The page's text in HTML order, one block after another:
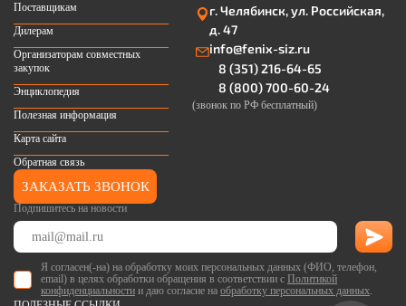
Подпишитесь на новости
Я согласен(-на) на обработку моих персональных данных (ФИО, телефон,
email) в целях обработки обращения в соответствии с Политикой
конфиденциальности и даю согласие на обработку персональных данных.
Поставщикам
Дилерам
Организаторам совместных
закупок
Энциклопедия
Полезная информация
Карта сайта
Обратная связь
г. Челябинск, ул. Российская,
д. 47
info@fenix-siz.ru
8 (351) 216-64-65
8 (800) 700-60-24
(звонок по РФ бесплатный)
ЗАКАЗАТЬ ЗВОНОК